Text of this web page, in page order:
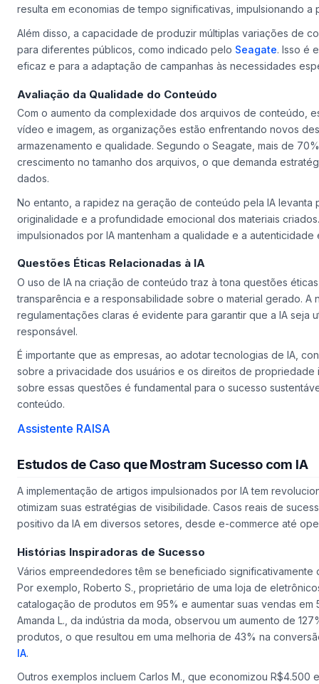
resulta em economias de tempo significativas, impulsionando
Além disso, a capacidade de produzir múltiplas variações de
para diferentes públicos, como indicado pelo Seagate. Isso é
eficaz e para a adaptação de campanhas às necessidades
Avaliação da Qualidade do Conteúdo
Com o aumento da complexidade dos arquivos de conteúdo,
vídeo e imagem, as organizações estão enfrentando novos
armazenamento e qualidade. Segundo o Seagate, mais de
crescimento no tamanho dos arquivos, o que demanda
dados.
No entanto, a rapidez na geração de conteúdo pela IA levanta
originalidade e a profundidade emocional dos materiais
impulsionados por IA mantenham a qualidade e a
Questões Éticas Relacionadas à IA
O uso de IA na criação de conteúdo traz à tona questões
transparência e a responsabilidade sobre o material gerado. A
regulamentações claras é evidente para garantir que a IA seja
responsável.
É importante que as empresas, ao adotar tecnologias de IA,
sobre a privacidade dos usuários e os direitos de propriedade
sobre essas questões é fundamental para o sucesso
conteúdo.
Assistente RAISA
Estudos de Caso que Mostram Sucesso com IA
A implementação de artigos impulsionados por IAtem
otimizam suas estratégias de visibilidade. Casos reais de
positivo da IA em diversos setores, desde e-commerce até
Histórias Inspiradoras de Sucesso
Vários empreendedores têm se beneficiado significativamente
Por exemplo, Roberto S., proprietário de uma loja de
catalogação de produtos em 95% e aumentar suas vendas em
Amanda L., da indústria da moda, observou um aumento de
produtos, o que resultou em uma melhoria de 43% na
IA.
Outros exemplos incluem Carlos M., que economizou R$4.500